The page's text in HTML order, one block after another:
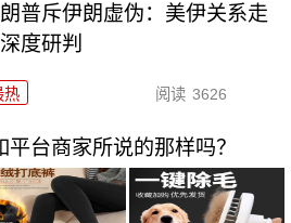
普斥伊朗虚伪：美伊关系走
度研判
热 阅读 3626
台商家所说的那样吗？